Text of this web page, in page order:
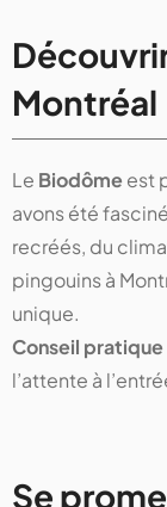
Montréal
Le Biodômeest
avons été
recréés, du
pingouins à
unique.
Conseil pratique
l’attente à
Se